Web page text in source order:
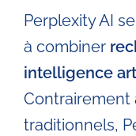
Perplexity AI
à combiner
intelligence
Contrairement
traditionnels,